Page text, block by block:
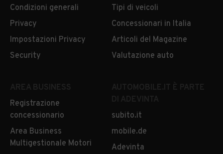
Condizioni generali
Privacy
Impostazioni Privacy
Security
Tipi di veicoli
Concessionari in Italia
Articoli del Magazine
Valutazione auto
Registrazione
concessionario
Area Business
Multigestionale Motori
subito.it
mobile.de
Adevinta